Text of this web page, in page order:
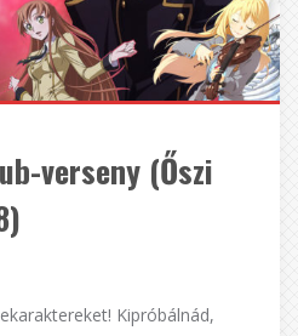
verseny (Őszi
Kipróbálnád,